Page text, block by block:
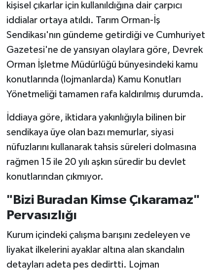
kişisel çıkarlar için kullanıldığına dair çarpıcı
iddialar ortaya atıldı. Tarım Orman-İş
Sendikası'nın gündeme getirdiği ve Cumhuriyet
Gazetesi'ne de yansıyan olaylara göre, Devrek
Orman İşletme Müdürlüğü bünyesindeki kamu
konutlarında (lojmanlarda) Kamu Konutları
Yönetmeliği tamamen rafa kaldırılmış durumda.
İddiaya göre, iktidara yakınlığıyla bilinen bir
sendikaya üye olan bazı memurlar, siyasi
nüfuzlarını kullanarak tahsis süreleri dolmasına
rağmen 15 ile 20 yılı aşkın süredir bu devlet
konutlarından çıkmıyor.
"Bizi Buradan Kimse Çıkaramaz"
Pervasızlığı
Kurum içindeki çalışma barışını zedeleyen ve
liyakat ilkelerini ayaklar altına alan skandalın
detayları adeta pes dedirtti. Lojman